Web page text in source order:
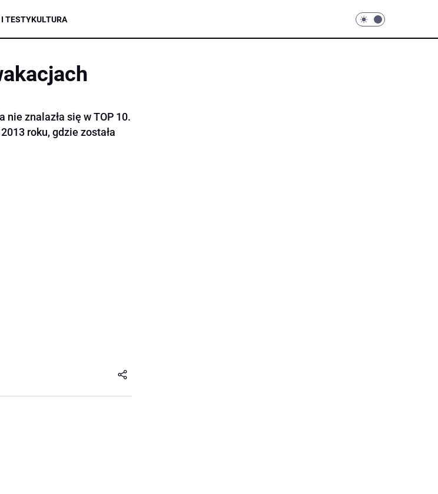
TESTYKULTURA
znalazła się w TOP 10.
roku, gdzie została